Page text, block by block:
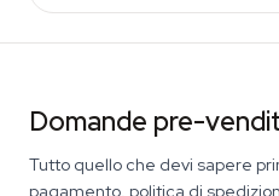
Domande pre-
Tutto quello che devi sapere
pagamento, politica di